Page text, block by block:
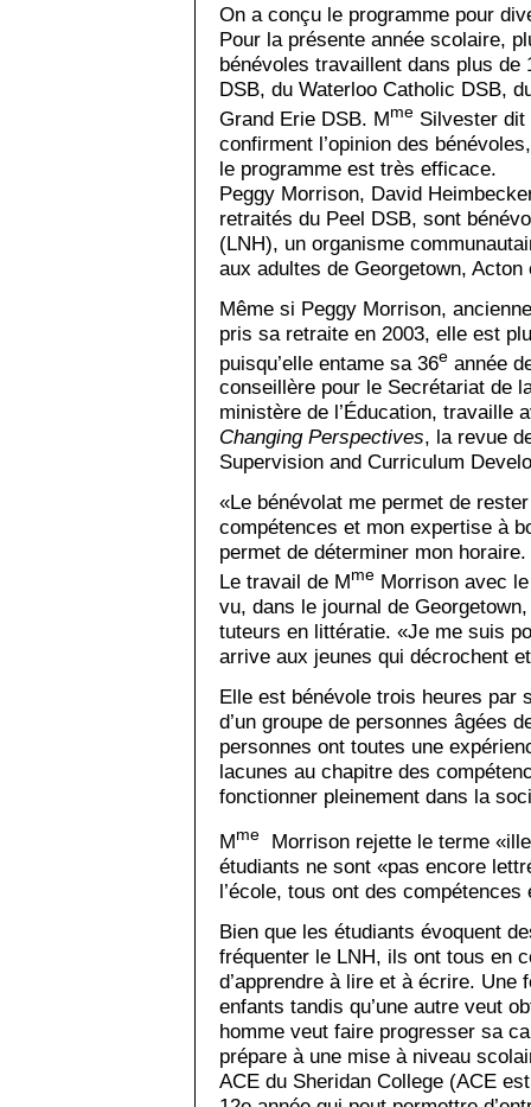
On a conçu le programme pour
Pour la présente année scolaire,
bénévoles travaillent dans plus de
DSB, du Waterloo Catholic DSB,
Grand Erie DSB. Mme Silvester dit
confirment l’opinion des
le programme est très efficace.
Peggy Morrison, David
retraités du Peel DSB, sont
(LNH), un organisme
aux adultes de Georgetown, Acton
Même si Peggy Morrison,
pris sa retraite en 2003, elle est
puisqu’elle entame sa 36e année
conseillère pour le Secrétariat de
ministère de l’Éducation, travaille
Changing Perspectives, la revue
Supervision and Curriculum
«Le bénévolat me permet de
compétences et mon expertise à
permet de déterminer mon horaire.
Le travail de Mme Morrison avec
vu, dans le journal de
tuteurs en littératie. «Je me suis
arrive aux jeunes qui décrochent
Elle est bénévole trois heures par
d’un groupe de personnes âgées
personnes ont toutes une
lacunes au chapitre des
fonctionner pleinement dans la
Mme
Morrison rejette le terme
étudiants ne sont «pas encore
l’école, tous ont des
Bien que les étudiants évoquent
fréquenter le LNH, ils ont tous en
d’apprendre à lire et à écrire.
enfants tandis qu’une autre veut
homme veut faire progresser sa
prépare à une mise à niveau
ACE du Sheridan College (ACE